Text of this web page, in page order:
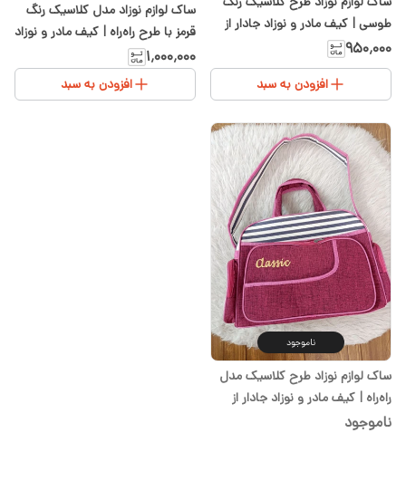
طوسی | کیف مادر و نوزاد جادار از
سیسمونی شیدا
۹۵۰٬۰۰۰
افزودن به سبد
ساک لوازم نوزاد مدل کلاسیک رنگ
قرمز با طرح راه‌راه | کیف مادر و نوزاد
سیسمونی شیدا
۱٬۰۰۰٬۰۰۰
افزودن به سبد
ناموجود
ساک لوازم نوزاد طرح کلاسیک مدل
راه‌راه | کیف مادر و نوزاد جادار از
سیسمونی شیدا
ناموجود